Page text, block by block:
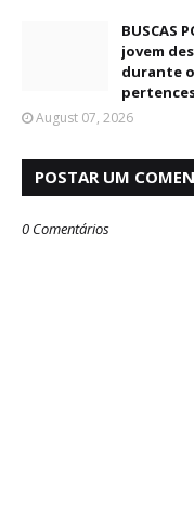
BUSCAS
jovem
durante
August 07, 2026
POSTAR UM
0 Comentários